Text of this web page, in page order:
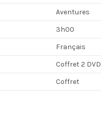
Aventures
3h00
Français
Coffret 2 DVD
Coffret